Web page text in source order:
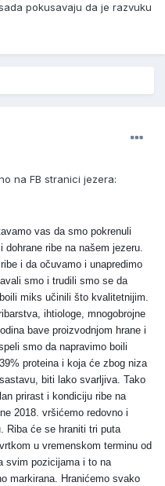
pokusavaju da je razvuku
na FB stranici jezera:
vas da smo pokrenuli
dohrane ribe na našem jezeru.
i da očuvamo i unapredimo
smo i trudili smo se da
miks učinili što kvalitetnijim.
ihtiologe, mnogobrojne
bave proizvodnjom hrane i
smo da napravimo boili
proteina i koja će zbog niza
biti lako svarljiva. Tako
prirast i kondiciju ribe na
2018. vršićemo redovno i
Riba će se hraniti tri puta
u vremenskom terminu od
svim pozicijama i to na
markirana. Hranićemo svako